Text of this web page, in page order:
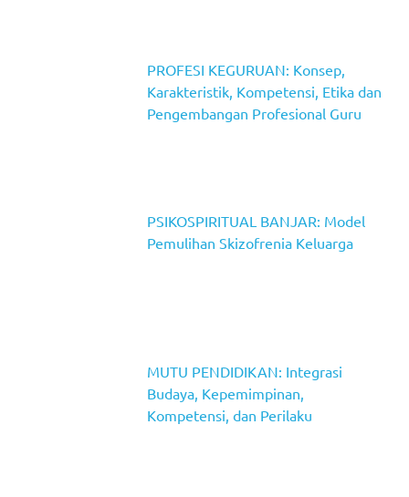
PROFESI KEGURUAN: Konsep,
Karakteristik, Kompetensi, Etika dan
Pengembangan Profesional Guru
PSIKOSPIRITUAL BANJAR: Model
Pemulihan Skizofrenia Keluarga
MUTU PENDIDIKAN: Integrasi
Budaya, Kepemimpinan,
Kompetensi, dan Perilaku